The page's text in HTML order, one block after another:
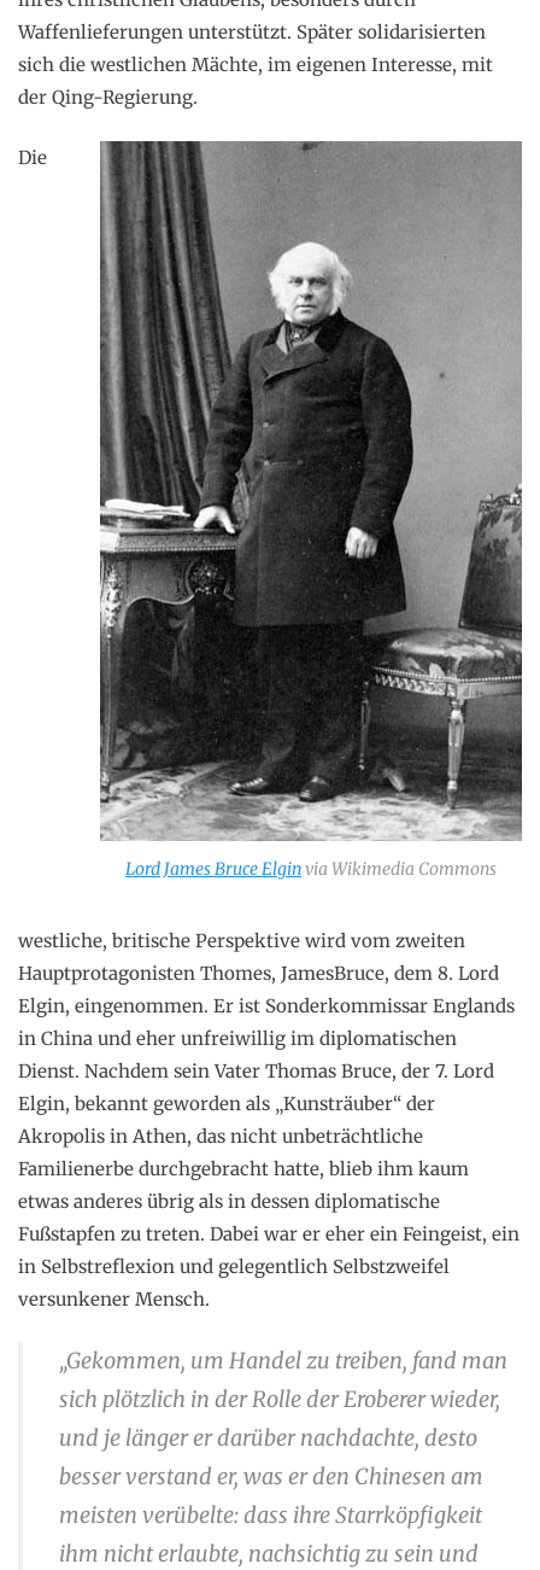
Waffenlieferungen unterstützt. Später solidarisierten
sich die westlichen Mächte, im eigenen Interesse, mit
der Qing-Regierung.
Lord James Bruce Elginvia Wikimedia Commons
Die
westliche, britische Perspektive wird vom zweiten
Hauptprotagonisten Thomes, JamesBruce, dem 8. Lord
Elgin, eingenommen. Er ist Sonderkommissar Englands
in China und eher unfreiwillig im diplomatischen
Dienst. Nachdem sein Vater Thomas Bruce, der 7. Lord
Elgin, bekannt geworden als „Kunsträuber“ der
Akropolis in Athen, das nicht unbeträchtliche
Familienerbe durchgebracht hatte, blieb ihm kaum
etwas anderes übrig als in dessen diplomatische
Fußstapfen zu treten. Dabei war er eher ein Feingeist, ein
in Selbstreflexion und gelegentlich Selbstzweifel
versunkener Mensch.
„Gekommen, um Handel zu treiben, fand man
sich plötzlich in der Rolle der Eroberer wieder,
und je länger er darüber nachdachte, desto
besser verstand er, was er den Chinesen am
meisten verübelte: dass ihre Starrköpfigkeit
ihm nicht erlaubte, nachsichtig zu sein und